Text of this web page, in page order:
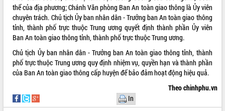
thể của địa phương; Chánh Văn phòng Ban An toàn giao thông là Ủy viên
chuyên trách. Chủ tịch Ủy ban nhân dân - Trưởng ban An toàn giao thông
tỉnh, thành phố trực thuộc Trung ương quyết định thành phần Ủy viên
Ban An toàn giao thông tỉnh, thành phố trực thuộc Trung ương.
Chủ tịch Ủy ban nhân dân - Trưởng ban An toàn giao thông tỉnh, thành
phố trực thuộc Trung ương quy định nhiệm vụ, quyền hạn và thành phần
của Ban An toàn giao thông cấp huyện để bảo đảm hoạt động hiệu quả.
Theo chinhphu.vn
In